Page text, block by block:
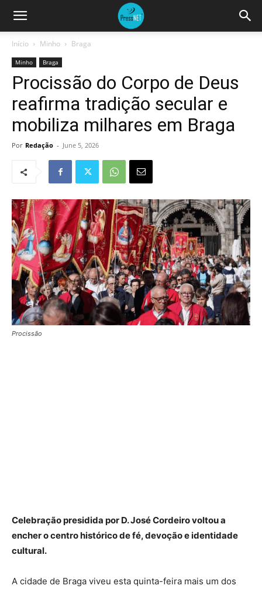
Início Minho Braga
Minho Braga
Procissão do Corpo de Deus
reafirma tradição secular e
mobiliza milhares em Braga
Por Redação - June 5, 2026
Procissão
Celebração presidida por D. José Cordeiro voltou a
encher o centro histórico de fé, devoção e identidade
cultural.
A cidade de Braga viveu esta quinta-feira mais um dos